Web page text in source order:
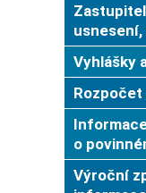
usnesení,
Vyhlášky
Rozpočet
o
Výroční